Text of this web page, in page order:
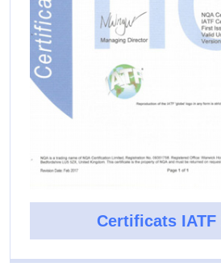
Certificats IATF